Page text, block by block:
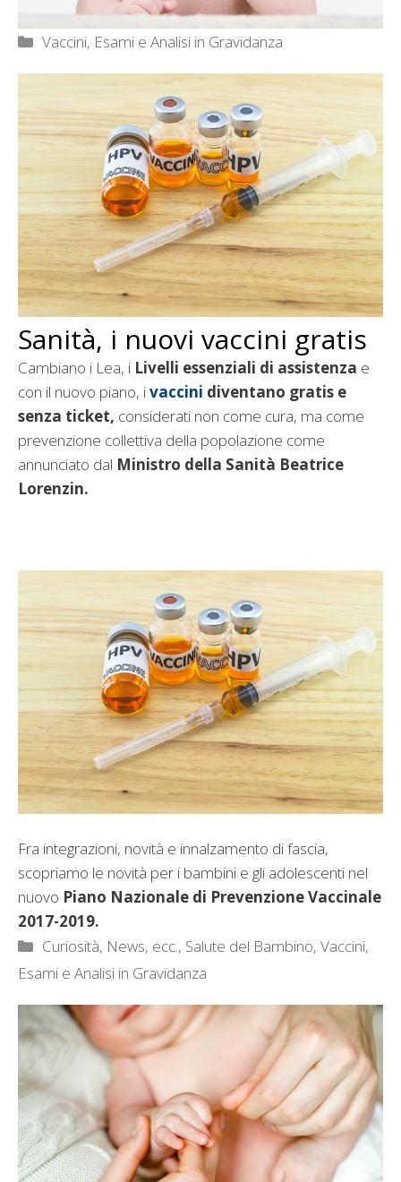
Categorie
Vaccini, Esami e Analisi in Gravidanza
Sanità, i nuovi vaccini gratis
Cambiano i Lea, i Livelli essenziali di assistenza e
con il nuovo piano, ivaccini diventano gratis e
senza ticket, considerati non come cura, ma come
prevenzione collettiva della popolazione come
annunciato dal Ministro della Sanità Beatrice
Lorenzin.
Fra integrazioni, novità e innalzamento di fascia,
scopriamo le novità per i bambini e gli adolescenti nel
nuovo Piano Nazionale di Prevenzione Vaccinale
2017-2019.
Categorie
Curiosità, News, ecc., Salute del Bambino,Vaccini,
Esami e Analisi in Gravidanza